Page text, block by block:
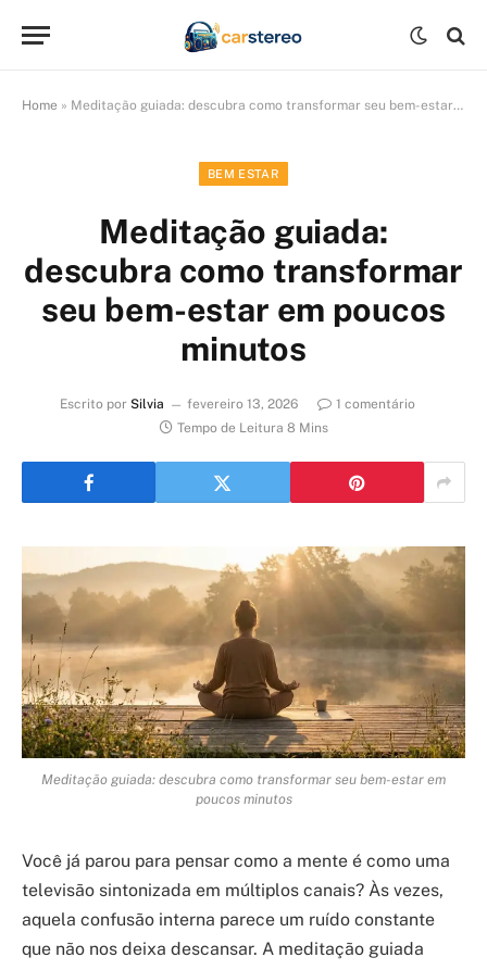
Home » Meditação guiada: descubra como transformar seu bem-estar em poucos minutos
BEM ESTAR
Meditação guiada:
descubra como transformar
seu bem-estar em poucos
minutos
Escrito por Silvia fevereiro 13, 2026
1 comentário
Tempo de Leitura 8 Mins
Meditação guiada: descubra como transformar seu bem-estar em
poucos minutos
Você já parou para pensar como a mente é como uma
televisão sintonizada em múltiplos canais? Às vezes,
aquela confusão interna parece um ruído constante
que não nos deixa descansar. A meditação guiada